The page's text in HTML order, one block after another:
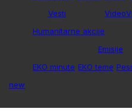
Vesti
Humanitarne akcije
Video
Emisije
EKO minute EKO teme
new